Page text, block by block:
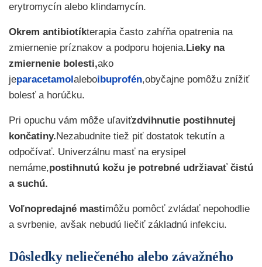
erytromycín alebo klindamycín.
Okrem antibiotíkterapia často zahŕňa opatrenia na
zmiernenie príznakov a podporu hojenia.Lieky na
zmiernenie bolesti,ako
jeparacetamolaleboibuprofén,obyčajne pomôžu znížiť
bolesť a horúčku.
Pri opuchu vám môže uľaviťzdvihnutie postihnutej
končatiny.Nezabudnite tiež piť dostatok tekutín a
odpočívať. Univerzálnu masť na erysipel
nemáme,postihnutú kožu je potrebné udržiavať čistú
a suchú.
Voľnopredajné mastimôžu pomôcť zvládať nepohodlie
a svrbenie, avšak nebudú liečiť základnú infekciu.
Dôsledky neliečeného alebo závažného